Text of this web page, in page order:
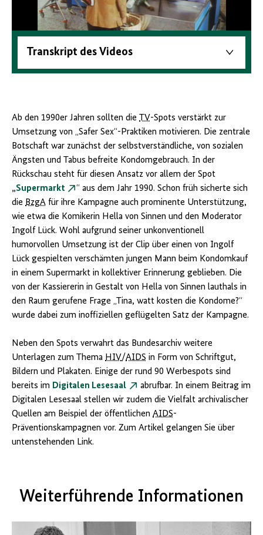
Transkript des Videos
Ab den 1990er Jahren sollten die TV-Spots verstärkt zur
Umsetzung von „Safer Sex“-Praktiken motivieren. Die zentrale
Botschaft war zunächst der selbstverständliche, von sozialen
Ängsten und Tabus befreite Kondomgebrauch. In der
Rückschau steht für diesen Ansatz vor allem der Spot
„Supermarkt
“ aus dem Jahr 1990. Schon früh sicherte sich
die BzgA für ihre Kampagne auch prominente Unterstützung,
wie etwa die Komikerin Hella von Sinnen und den Moderator
Ingolf Lück. Wohl aufgrund seiner unkonventionell
humorvollen Umsetzung ist der Clip über einen von Ingolf
Lück gespielten verschämten jungen Mann beim Kondomkauf
in einem Supermarkt in kollektiver Erinnerung geblieben. Die
von der Kassiererin in Gestalt von Hella von Sinnen lauthals in
den Raum gerufene Frage „Tina, watt kosten die Kondome?“
wurde dabei zum inoffiziellen geflügelten Satz der Kampagne.
Neben den Spots verwahrt das Bundesarchiv weitere
Unterlagen zum Thema HIV/AIDS in Form von Schriftgut,
Bildern und Plakaten. Einige der rund 90 Werbespots sind
bereits im Digitalen Lesesaal
abrufbar. In einem Beitrag im
Digitalen Lesesaal stellen wir zudem die Vielfalt archivalischer
Quellen am Beispiel der öffentlichen AIDS-
Präventionskampagnen vor. Zum Artikel gelangen Sie über
untenstehenden Link.
Weiterführende Informationen